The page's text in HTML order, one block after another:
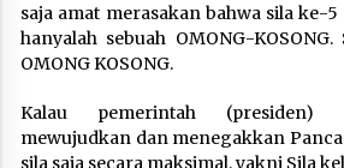
saja amat merasakan bahwa sila ke-
hanyalah sebuah OMONG-
OMONG KOSONG.
Kalau pemerintah (presiden)
mewujudkan dan menegakkan
sila saja secara maksimal, yakni Sila